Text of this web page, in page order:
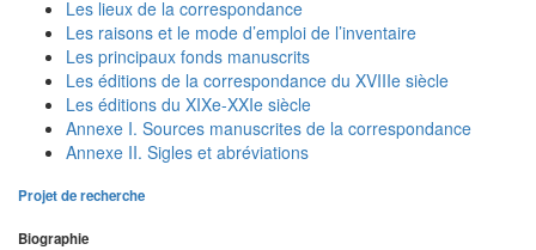
Les lieux de la correspondance
Les raisons et le mode d’emploi de l’inventaire
Les principaux fonds manuscrits
Les éditions de la correspondance du XVIIIe siècle
Les éditions du XIXe-XXIe siècle
Annexe I. Sources manuscrites de la correspondance
Annexe II. Sigles et abréviations
Projet de recherche
Biographie